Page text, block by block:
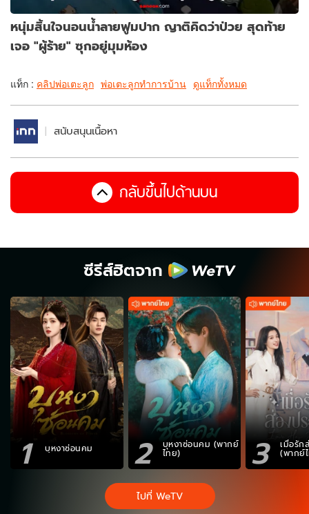
หนุ่มสิ้นใจนอนน้ำลายฟูมปาก ญาติคิดว่าป่วย สุดท้าย
เจอ "ผู้ร้าย" ซุกอยู่มุมห้อง
แท็ก : คลิปพ่อเตะลูก พ่อเตะลูกทำการบ้าน ดูแท็กทั้งหมด
สนับสนุนเนื้อหา
กลับขึ้นไปด้านบน
ซีรีส์ฮิตจาก
1 บุหงาซ่อนคม 2 บุหงาซ่อนคม (พากย์
ไทย) 3 เมื่อรัก
(พากย์
ไปที่ WeTV